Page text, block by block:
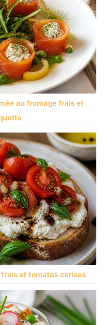
au fromage frais et
et tomates cerises